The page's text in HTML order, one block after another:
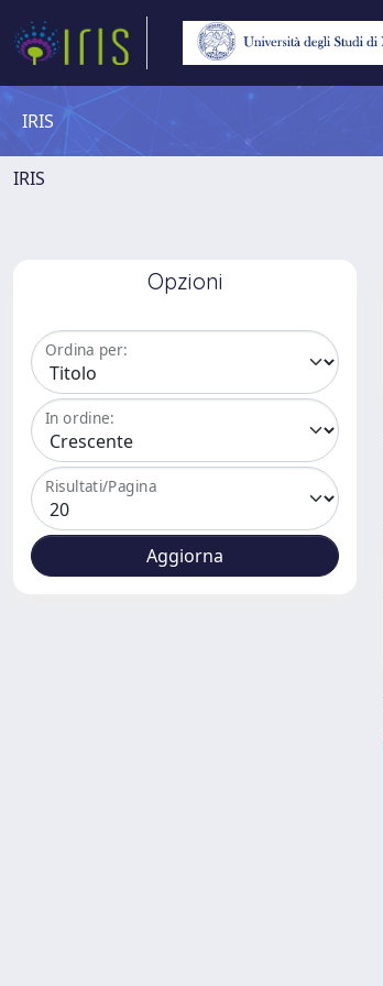
IRIS
IRIS
Opzioni
Ordina per:
In ordine:
Risultati/Pagina